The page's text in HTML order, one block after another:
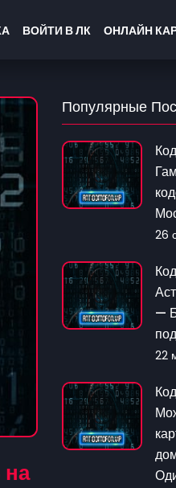
ВОЙТИ В ЛК ОНЛАЙН
Популярные
26
—
22